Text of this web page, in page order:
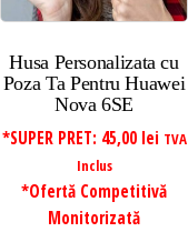
Husa Personalizata cu
Poza Ta Pentru Huawei
Nova 6SE
*SUPER PRET: 45,00 lei TVA
Inclus
*Ofertă Competitivă
Monitorizată